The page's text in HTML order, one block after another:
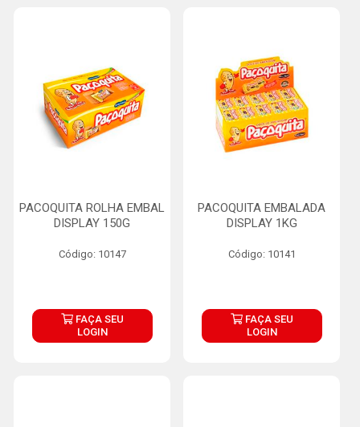
PACOQUITA ROLHA EMBAL
DISPLAY 150G
Código: 10147
FAÇA SEU
LOGIN
PACOQUITA EMBALADA
DISPLAY 1KG
Código: 10141
FAÇA SEU
LOGIN